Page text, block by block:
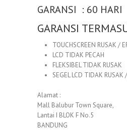
GARANSI : 60 HARI
GARANSI
TOUCHSCREEN RUSAK /
LCD TIDAK PECAH
FLEKSIBEL TIDAK RUSAK
SEGEL LCD TIDAK RUSAK
Alamat :
Mall Balubur Town Square,
Lantai I BLOK F No.5
BANDUNG